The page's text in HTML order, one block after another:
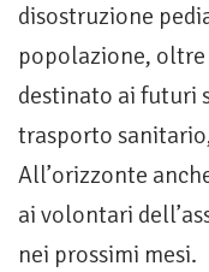
disostruzione
popolazione,
destinato ai futuri
trasporto
All’orizzonte
ai volontari
nei prossimi mesi.